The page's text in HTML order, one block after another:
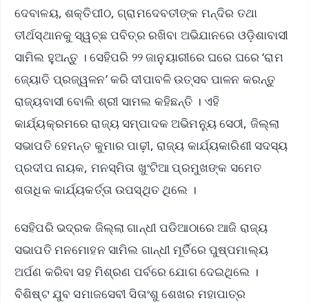
ଦେବାଳୟ, ଶକ୍ତିପୀଠ, ଗ୍ରାମଦେବତୀଙ୍କ ମନ୍ଦିର ତଥା
ତୀର୍ଥସ୍ଥାନକୁ ସ୍ୱଚ୍ଛ ପବିତ୍ର ରଖିବା ଅଭିଯାନରେ ଓଡ଼ିଶାବାସୀ
ସାମିଲ ହୁଅନ୍ତୁ । ସେହିପରି ୨୨ ଜାନୁୟାରୀରେ ଘରେ ଘରେ ‘ରାମ
ଜ୍ୟୋତି ପ୍ରଜ୍ୱଳନ’ କରି ଦୀପାବଳି ଉତ୍ସବ ପାଳନ କରନ୍ତୁ
ରାଜ୍ୟବାସୀ ବୋଲି ଶ୍ରୀ ସାମଲ କହିଛନ୍ତି । ଏହି
କାର୍ଯ୍ୟକ୍ରମରେ ରାଜ୍ୟ ସମ୍ପାଦକ ଅଭିମନ୍ୟୁ ସେଠୀ, ଜିଲ୍ଲା
ସଭାପତି ହେମନ୍ତ କୁମାର ପାଢ଼ୀ, ରାଜ୍ୟ କାର୍ଯ୍ୟକାରିଣୀ ସଦସ୍ୟ
ପ୍ରଦୀପ ନାୟକ, ମନସ୍ମିତା ଖୁଂଟିଆ ପ୍ରମୁଖଙ୍କ ସମେତ
ଶତାଧିକ କାର୍ଯ୍ୟକର୍ତ୍ତା ଉପସ୍ଥିତ ଥିଲେ ।
ସେହିପରି ଭଦ୍ରକ ଜିଲ୍ଲା ଗାନ୍ଧୀ ପଡିଆଠାରେ ଆଜି ରାଜ୍ୟ
ସଭାପତି ମନମୋହନ ସାମିଲ ଗାନ୍ଧୀ ମୂର୍ତିରେ ପୁଷ୍ପମାଲ୍ୟ
ଅର୍ପଣ କରିବା ସହ ମିଶ୍ରଣ ପର୍ବରେ ଯୋଗ ଦେଇଥିଲେ ।
ବିଶିଷ୍ଟ ଯୁବ ସମାଜସେବୀ ସିତାଂଶୁ ଶେଖର ମହାପାତ୍ର